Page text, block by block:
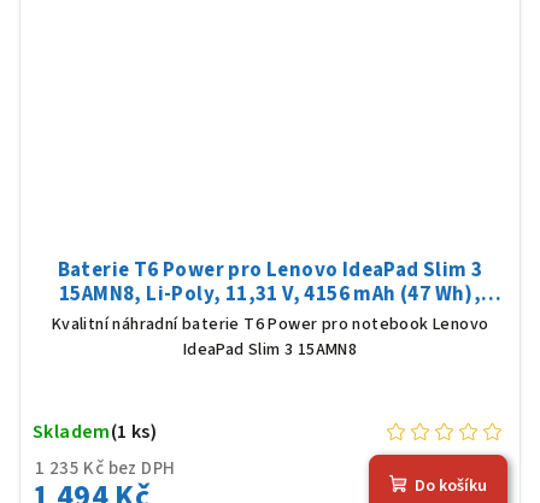
Baterie T6 Power pro Lenovo IdeaPad Slim 3
15AMN8, Li-Poly, 11,31 V, 4156 mAh (47 Wh),
černá
Kvalitní náhradní baterie T6 Power pro notebook Lenovo
IdeaPad Slim 3 15AMN8
1 235 Kč bez DPH
Skladem(1 ks)
Do košíku